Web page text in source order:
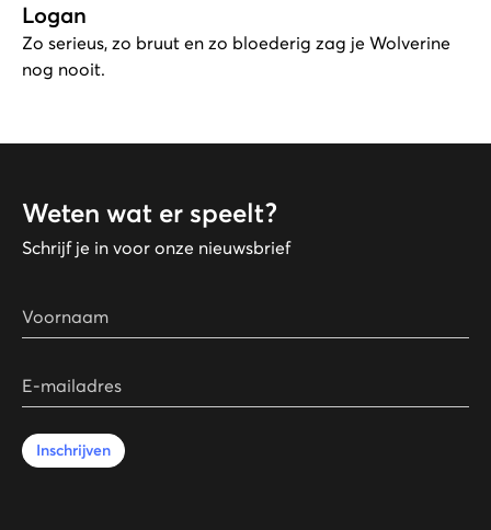
Logan
Zo serieus, zo bruut en zo bloederig zag je Wolverine
nog nooit.
Weten wat er speelt?
Schrijf je in voor onze nieuwsbrief
Voornaam
E-mailadres
Inschrijven